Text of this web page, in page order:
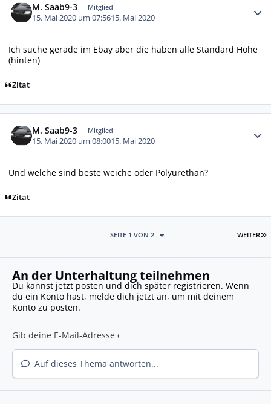
M. Saab9-3 Mitglied
15. Mai 2020 um 07:5615. Mai 2020
Ich suche gerade im Ebay aber die haben alle Standard Höhe
(hinten)
Zitat
M. Saab9-3 Mitglied
15. Mai 2020 um 08:0015. Mai 2020
Und welche sind beste weiche oder Polyurethan?
Zitat
WEITER
SEITE 1 VON 2
An der Unterhaltung teilnehmen
Du kannst jetzt posten und dich später registrieren. Wenn
du ein Konto hast, melde dich jetzt an, um mit deinem
Konto zu posten.
Auf dieses Thema antworten...